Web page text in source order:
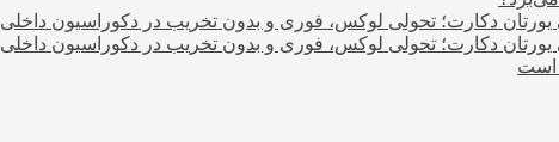
یورتان دکارت؛ تحولی لوکس، فوری و بدون تخریب در دکوراسیون داخلی
یورتان دکارت؛ تحولی لوکس، فوری و بدون تخریب در دکوراسیون داخلی